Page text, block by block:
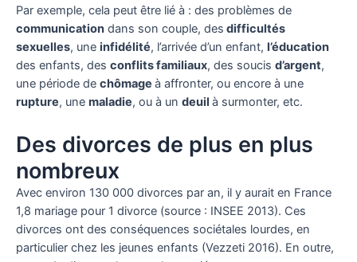
Par exemple, cela peut être lié à : des problèmes de
communication dans son couple, des difficultés
sexuelles, une infidélité, l’arrivée d’un enfant, l’éducation
des enfants, des conflits familiaux, des soucis d’argent,
une période de chômage à affronter, ou encore à une
rupture, une maladie, ou à un deuil à surmonter, etc.
Des divorces de plus en plus
nombreux
Avec environ 130 000 divorces par an, il y aurait en France
1,8 mariage pour 1 divorce (source : INSEE 2013). Ces
divorces ont des conséquences sociétales lourdes, en
particulier chez les jeunes enfants (Vezzeti 2016). En outre,